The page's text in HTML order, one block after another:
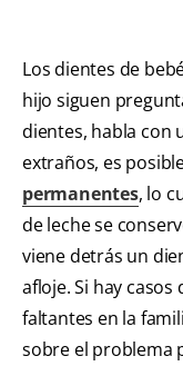
Los dientes de
hijo siguen
dientes, habla con
extraños, es
permanentes, lo
de leche se
viene detrás un
afloje. Si hay
faltantes en la
sobre el problema